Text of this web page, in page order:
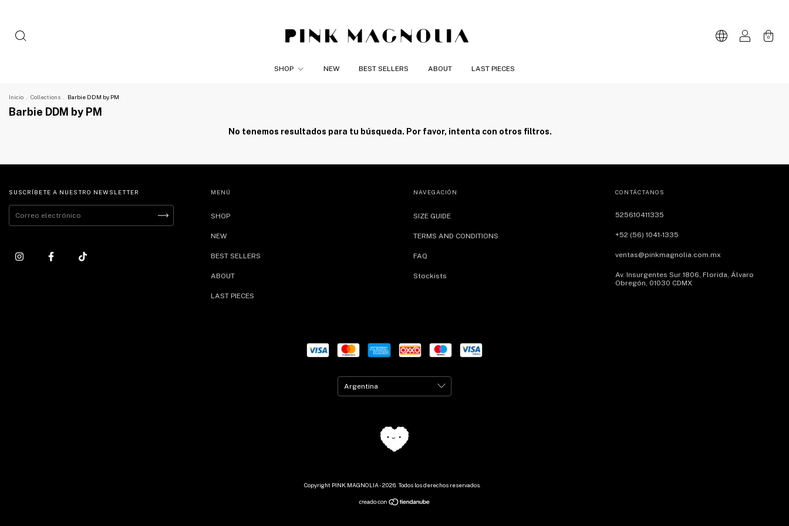
0
SHOP NEW BEST SELLERS ABOUT LAST PIECES
Inicio Collections Barbie DDM by PM
Barbie DDM by PM
No tenemos resultados para tu búsqueda. Por favor, intenta con otros filtros.
SUSCRÍBETE A NUESTRO NEWSLETTER MENÚ
SHOP
NEW
BEST SELLERS
ABOUT
LAST PIECES
NAVEGACIÓN
SIZE GUIDE
TERMS AND CONDITIONS
FAQ
Stockists
CONTÁCTANOS
525610411335
+52 (56) 1041-1335
ventas@pinkmagnolia.com.mx
Av. Insurgentes Sur 1806, Florida, Álvaro
Obregón, 01030 CDMX
Copyright PINK MAGNOLIA - 2026. Todos los derechos reservados.